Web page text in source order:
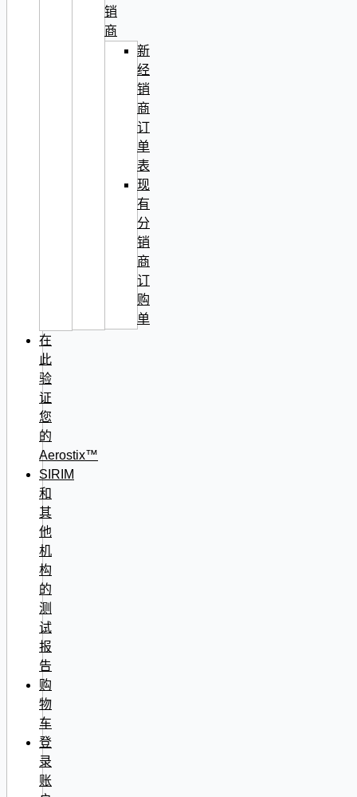
销
商
新
经
销
商
订
单
表
现
有
分
销
商
订
购
单
在
此
验
证
您
的
Aerostix™
SIRIM
和
其
他
机
构
的
测
试
报
告
购
物
车
登
录
账